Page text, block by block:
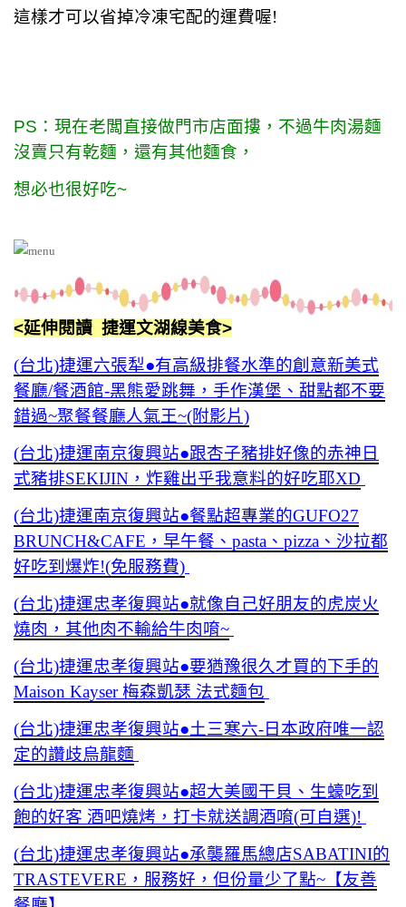
這樣才可以省掉冷凍宅配的運費喔!
PS：現在老闆直接做門市店面摟，不過牛肉湯麵
沒賣只有乾麵，還有其他麵食，
想必也很好吃~
<延伸閱讀 捷運文湖線美食>
(台北)捷運六張犁●有高級排餐水準的創意新美式
餐廳/餐酒館-黑熊愛跳舞，手作漢堡、甜點都不要
錯過~聚餐餐廳人氣王~(附影片)
(台北)捷運南京復興站●跟杏子豬排好像的赤神日
式豬排SEKIJIN，炸雞出乎我意料的好吃耶XD
(台北)捷運南京復興站●餐點超專業的GUFO27
BRUNCH&CAFE，早午餐、pasta、pizza、沙拉都
好吃到爆炸!(免服務費)
(台北)捷運忠孝復興站●就像自己好朋友的虎炭火
燒肉，其他肉不輸給牛肉唷~
(台北)捷運忠孝復興站●要猶豫很久才買的下手的
Maison Kayser 梅森凱瑟 法式麵包
(台北)捷運忠孝復興站●土三寒六-日本政府唯一認
定的讚歧烏龍麵
(台北)捷運忠孝復興站●超大美國干貝、生蠔吃到
飽的好客 酒吧燒烤，打卡就送調酒唷(可自選)!
(台北)捷運忠孝復興站●承襲羅馬總店SABATINI的
TRASTEVERE，服務好，但份量少了點~【友善